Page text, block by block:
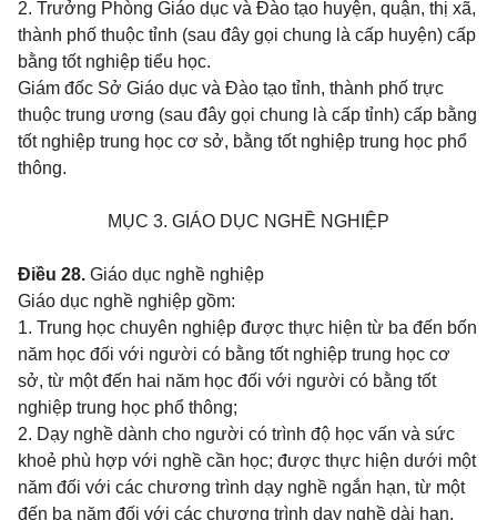
2. Trưởng Phòng Giáo dục và Đào tạo huyện, quận, thị xã,
thành phố thuộc tỉnh (sau đây gọi chung là cấp huyện) cấp
bằng tốt nghiệp tiểu học.
Giám đốc Sở Giáo dục và Đào tạo tỉnh, thành phố trực
thuộc trung ương (sau đây gọi chung là cấp tỉnh) cấp bằng
tốt nghiệp trung học cơ sở, bằng tốt nghiệp trung học phổ
thông.
MỤC 3. GIÁO DỤC NGHỀ NGHIỆP
Điều 28. Giáo dục nghề nghiệp
Giáo dục nghề nghiệp gồm:
1. Trung học chuyên nghiệp được thực hiện từ ba đến bốn
năm học đối với người có bằng tốt nghiệp trung học cơ
sở, từ một đến hai năm học đối với người có bằng tốt
nghiệp trung học phổ thông;
2. Dạy nghề dành cho người có trình độ học vấn và sức
khoẻ phù hợp với nghề cần học; được thực hiện dưới một
năm đối với các chương trình dạy nghề ngắn hạn, từ một
đến ba năm đối với các chương trình dạy nghề dài hạn.